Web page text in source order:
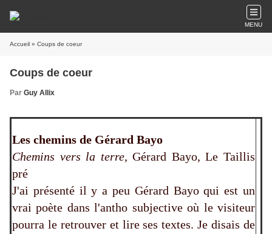
MENU
Accueil » Coups de coeur
Coups de coeur
Par Guy Allix
Les chemins de Gérard Bayo
Chemins vers la terre, Gérard Bayo, Le Taillis
pré
J'ai présenté il y a peu Gérard Bayo qui est un
vrai poète dans l'antho subjective où le visiteur
pourra le retrouver et lire ses textes. Je disais de